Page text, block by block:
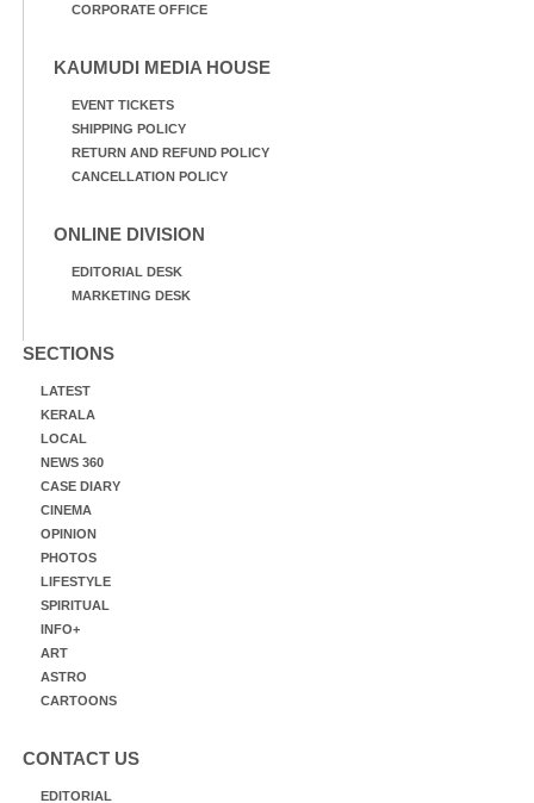
CORPORATE OFFICE
KAUMUDI MEDIA HOUSE
EVENT TICKETS
SHIPPING POLICY
RETURN AND REFUND POLICY
CANCELLATION POLICY
ONLINE DIVISION
EDITORIAL DESK
MARKETING DESK
SECTIONS
LATEST
KERALA
LOCAL
NEWS 360
CASE DIARY
CINEMA
OPINION
PHOTOS
LIFESTYLE
SPIRITUAL
INFO+
ART
ASTRO
CARTOONS
CONTACT US
EDITORIAL